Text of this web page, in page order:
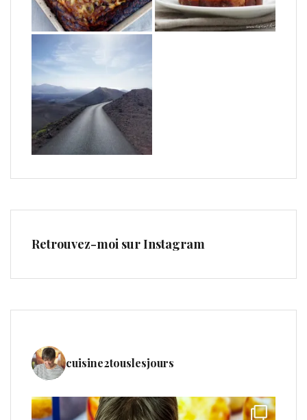
Retrouvez-moi sur Instagram
cuisine2touslesjours